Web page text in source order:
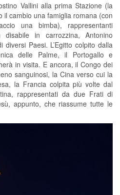
Vallini alla prima Stazione (la
il cambio una famiglia romana (con
una bimba), rappresentanti
in carrozzina, Antonino
Paesi. L’Egitto colpito dalla
delle Palme, il Portogallo e
in visita. E ancora, il Congo dei
sanguinosi, la Cina verso cui la
la Francia colpita più volte dal
rappresentati da due Frati di
appunto, che riassume tutte le